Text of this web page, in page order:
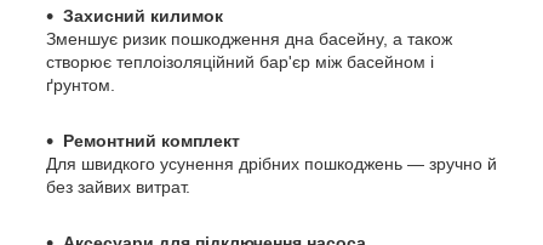
Захисний килимок
Зменшує ризик пошкодження дна басейну, а також
створює теплоізоляційний бар'єр між басейном і
ґрунтом.
Ремонтний комплект
Для швидкого усунення дрібних пошкоджень — зручно й
без зайвих витрат.